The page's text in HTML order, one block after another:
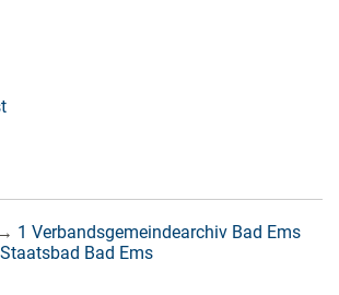
→ 1 Verbandsgemeindearchiv Bad Ems
Bad Ems